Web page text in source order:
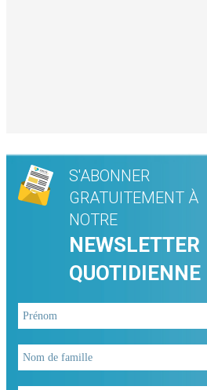
S'ABONNER
GRATUITEMENT À
NOTRE
NEWSLETTER
QUOTIDIENNE